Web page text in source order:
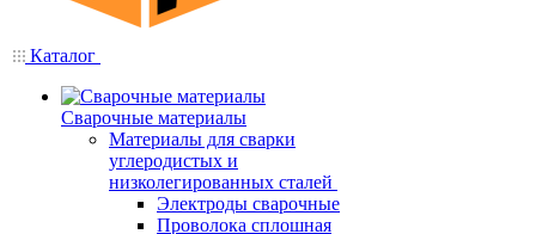
Каталог
Сварочные материалы
Материалы для сварки
углеродистых и
низколегированных сталей
Электроды сварочные
Проволока сплошная